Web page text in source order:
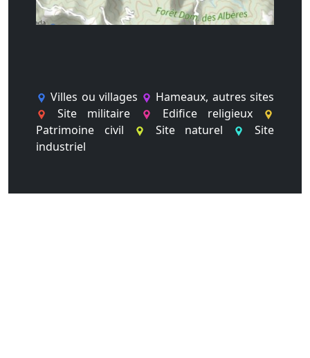
Villes ou villages
Hameaux, autres sites
Site militaire
Edifice religieux
Patrimoine civil
Site naturel
Site
industriel